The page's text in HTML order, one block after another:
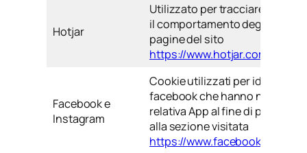
Hotjar
Utilizzato per tracciare in
il comportamento degli utenti
pagine del sito
https://www.hotjar.com/
Facebook e
Instagram
Cookie utilizzati per
facebook che hanno navigato
relativa App al fine di proporre
alla sezione visitata
https://www.facebook.com/